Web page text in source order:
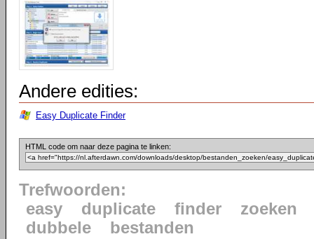
Andere edities:
Easy Duplicate Finder
HTML code om naar deze pagina te linken:
Trefwoorden:
easy
duplicate finder
zoeken
dubbele
bestanden